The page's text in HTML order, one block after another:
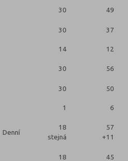
30 49
30 37
14 12
30 56
30 50
1 6
Denní
18
stejná
57
+11
18 45